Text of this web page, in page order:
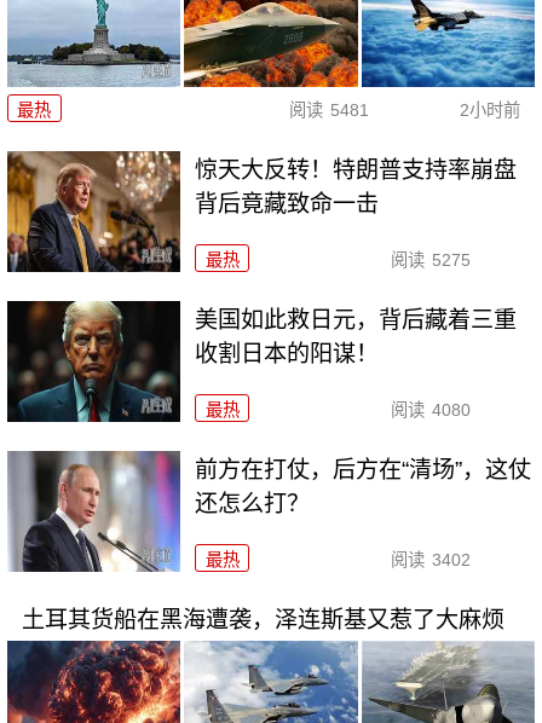
最热 阅读 5481 2小时前
惊天大反转！特朗普支持率崩盘
背后竟藏致命一击
最热 阅读 5275
美国如此救日元，背后藏着三重
收割日本的阳谋！
最热 阅读 4080
前方在打仗，后方在“清场”，这仗
还怎么打？
最热 阅读 3402
土耳其货船在黑海遭袭，泽连斯基又惹了大麻烦